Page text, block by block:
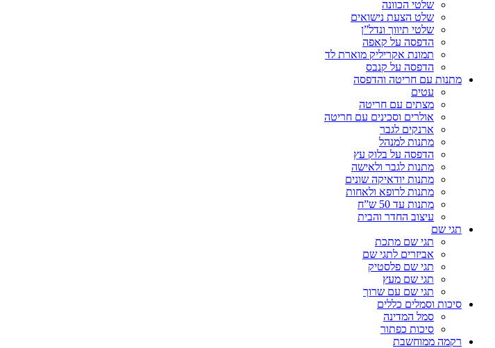
שלטי הכוונה
שלט הצעת נישואים
שלטי תיווך ונדל”ן
הדפסה על קאפה
תמונת אקריליק מוארת לד
הדפסה על קנבס
מתנות עם חריטה והדפסה
עטים
מצתים עם חריטה
אולרים וסכינים עם חריטה
ארנקים לגבר
מתנות למנהל
הדפסה על בלוק עץ
מתנות לגבר ולאישה
מתנות יודאיקה שונים
מתנות לרופא ולאחות
מתנות עד 50 ש”ח
עיצוב החדר והבית
תגי שם
תגי שם מתכת
אביזרים לתגי שם
תגי שם פלסטיק
תגי שם מעץ
תגי שם עם שרוך
סיכות וסמלים כללים
סמל המדינה
סיכות כפתור
רקמה ממוחשבת